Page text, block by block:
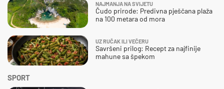
SPORT
NAJMANJA NA SVIJETU
Čudo prirode: Predivna pješčana plaža
na 100 metara od mora
UZ RUČAK ILI VEČERU
Savršeni prilog: Recept za najfinije
mahune sa špekom